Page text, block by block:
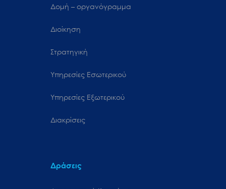
Δομή – οργανόγραμμα
Διοίκηση
Στρατηγική
Υπηρεσίες Εσωτερικού
Υπηρεσίες Εξωτερικού
Διακρίσεις
Δράσεις